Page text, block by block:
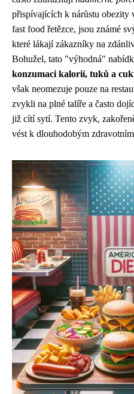
přispívajících k nárůstu obezity
fast food řetězce, jsou známé
které lákají zákazníky na
Bohužel, tato "výhodná"
konzumaci kalorií, tuků a
však neomezuje pouze na
zvykli na plné talíře a často
již cítí sytí. Tento zvyk,
vést k dlouhodobým